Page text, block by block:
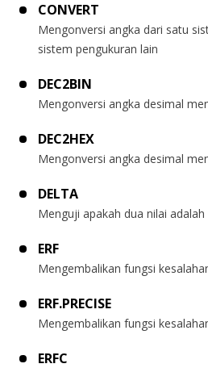
CONVERT
Mengonversi angka dari satu
sistem pengukuran lain
DEC2BIN
Mengonversi angka desimal
DEC2HEX
Mengonversi angka desimal
DELTA
Menguji apakah dua nilai adalah
ERF
Mengembalikan fungsi
ERF.PRECISE
Mengembalikan fungsi
ERFC